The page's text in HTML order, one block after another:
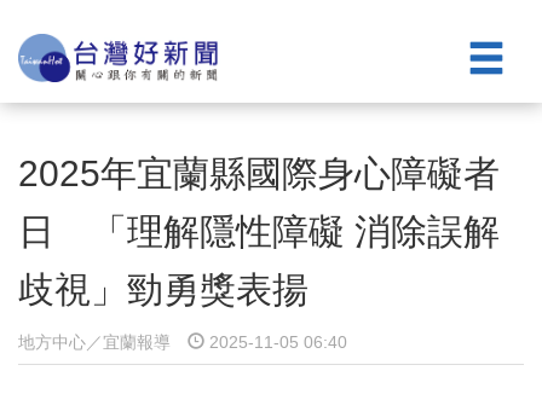
2025年宜蘭縣國際身心障礙者
日 「理解隱性障礙 消除誤解
歧視」勁勇獎表揚
地方中心／宜蘭報導 2025-11-05 06:40